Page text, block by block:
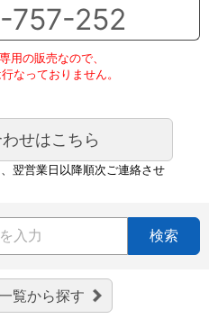
757-252
用の販売なので、
なっておりません。
せはこちら
翌営業日以降順次ご連絡させ
検索
覧から探す